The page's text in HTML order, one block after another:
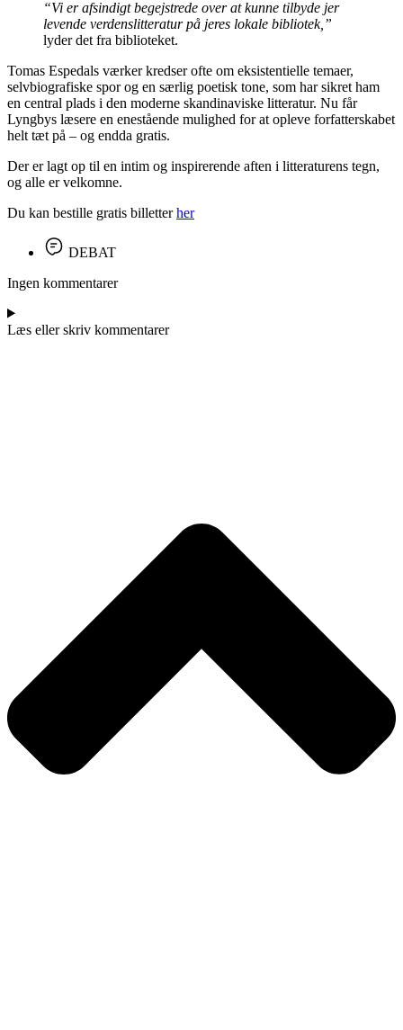
“Vi er afsindigt begejstrede over at kunne tilbyde jer
levende verdenslitteratur på jeres lokale bibliotek,”
lyder det fra biblioteket.
Tomas Espedals værker kredser ofte om eksistentielle temaer,
selvbiografiske spor og en særlig poetisk tone, som har sikret ham
en central plads i den moderne skandinaviske litteratur. Nu får
Lyngbys læsere en enestående mulighed for at opleve forfatterskabet
helt tæt på – og endda gratis.
Der er lagt op til en intim og inspirerende aften i litteraturens tegn,
og alle er velkomne.
Du kan bestille gratis billetterher
DEBAT
Ingen kommentarer
Læs eller skriv kommentarer